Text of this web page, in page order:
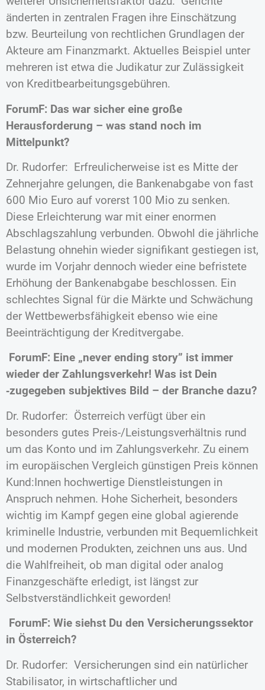
änderten in zentralen Fragen ihre Einschätzung
bzw. Beurteilung von rechtlichen Grundlagen der
Akteure am Finanzmarkt. Aktuelles Beispiel unter
mehreren ist etwa die Judikatur zur Zulässigkeit
von Kreditbearbeitungsgebühren.
ForumF: Das war sicher eine große
Herausforderung – was stand noch im
Mittelpunkt?
Dr. Rudorfer: Erfreulicherweise ist es Mitte der
Zehnerjahre gelungen, die Bankenabgabe von fast
600 Mio Euro auf vorerst 100 Mio zu senken.
Diese Erleichterung war mit einer enormen
Abschlagszahlung verbunden. Obwohl die jährliche
Belastung ohnehin wieder signifikant gestiegen ist,
wurde im Vorjahr dennoch wieder eine befristete
Erhöhung der Bankenabgabe beschlossen. Ein
schlechtes Signal für die Märkte und Schwächung
der Wettbewerbsfähigkeit ebenso wie eine
Beeinträchtigung der Kreditvergabe.
ForumF: Eine „never ending story” ist immer
wieder der Zahlungsverkehr! Was ist Dein
‑zugegeben subjektives Bild – der Branche dazu?
Dr. Rudorfer: Österreich verfügt über ein
besonders gutes Preis-/Leistungsverhältnis rund
um das Konto und im Zahlungsverkehr. Zu einem
im europäischen Vergleich günstigen Preis können
Kund:Innen hochwertige Dienstleistungen in
Anspruch nehmen. Hohe Sicherheit, besonders
wichtig im Kampf gegen eine global agierende
kriminelle Industrie, verbunden mit Bequemlichkeit
und modernen Produkten, zeichnen uns aus. Und
die Wahlfreiheit, ob man digital oder analog
Finanzgeschäfte erledigt, ist längst zur
Selbstverständlichkeit geworden!
ForumF: Wie siehst Du den Versicherungssektor
in Österreich?
Dr. Rudorfer: Versicherungen sind ein natürlicher
Stabilisator, in wirtschaftlicher und